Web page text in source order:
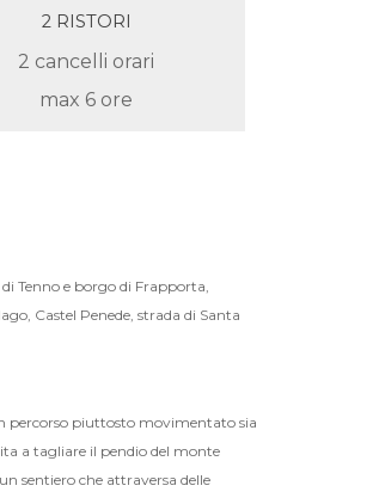
2 RISTORI
2 cancelli orari
max 6 ore
Tenno e borgo di Frapporta,
Castel Penede, strada di Santa
percorso piuttosto movimentato sia
a tagliare il pendio del monte
sentiero che attraversa delle